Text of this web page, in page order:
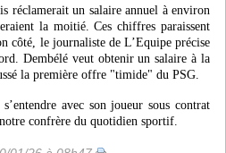
réclamerait un salaire annuel à environ
la moitié. Ces chiffres paraissent
côté, le journaliste de L’Equipe précise
Dembélé veut obtenir un salaire à la
la première offre "timide" du PSG.
avec son joueur sous contrat
confrère du quotidien sportif.